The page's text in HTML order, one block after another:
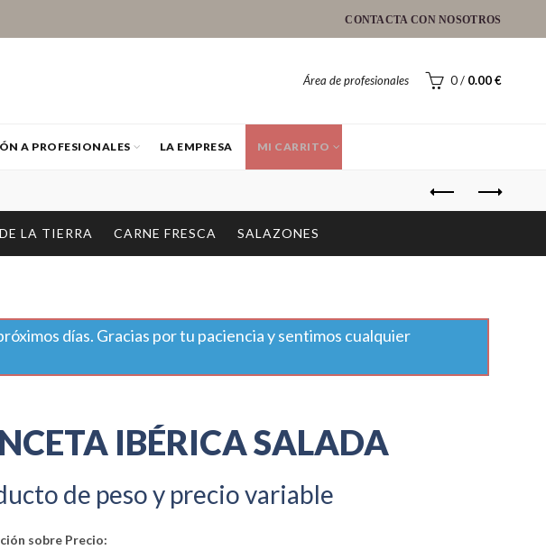
CONTACTA CON NOSOTROS
Área de profesionales 0 / 0.00€
A PROFESIONALES LA EMPRESA MI CARRITO
LA TIERRA CARNE FRESCA SALAZONES
días. Gracias por tu paciencia y sentimos cualquier
IBÉRICA SALADA
de peso y precio variable
sobre Precio: